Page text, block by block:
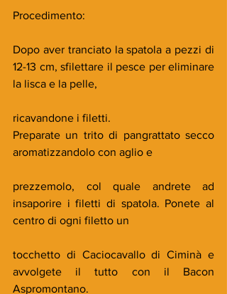
Procedimento:
Dopo aver tranciato la spatola a pezzi di
12-13 cm, sfilettare il pesce per eliminare
la lisca e la pelle,
ricavandone i filetti.
Preparate un trito di pangrattato secco
aromatizzandolo con aglio e
prezzemolo, col quale andrete ad
insaporire i filetti di spatola. Ponete al
centro di ogni filetto un
tocchetto di Caciocavallo di Ciminà e
avvolgete il tutto con il Bacon
Aspromontano.